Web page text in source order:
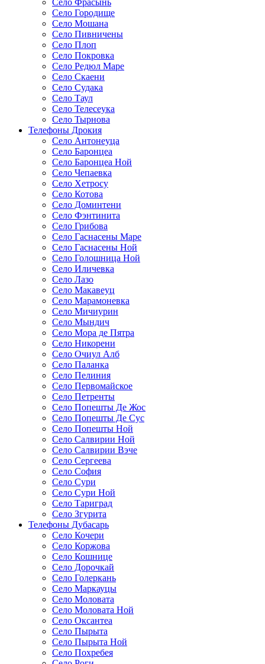
Село Городище
Село Мошана
Село Пивничены
Село Плоп
Село Покровка
Село Редюл Маре
Село Скаени
Село Судака
Село Таул
Село Телесеука
Село Тырнова
Телефоны Дрокия
Село Антонеуца
Село Баронцеа
Село Баронцеа Ной
Село Чепаевка
Село Хетросу
Село Котова
Село Доминтени
Село Фэнтинита
Село Грибова
Село Гаснасены Маре
Село Гаснасены Ной
Село Голошница Ной
Село Иличевка
Село Лазо
Село Макавеуц
Село Марамоневка
Село Мичиурин
Село Мындич
Село Мора де Пятра
Село Никорени
Село Очиул Алб
Село Паланка
Село Пелиния
Село Первомайское
Село Петренты
Село Попешты Де Жос
Село Попешты Де Сус
Село Попешты Ной
Село Салвирии Ной
Село Салвирии Вэче
Село Сергеева
Село София
Село Сури
Село Сури Ной
Село Тариград
Село Згурита
Телефоны Дубасарь
Село Кочери
Село Коржова
Село Кошнице
Село Дорочкай
Село Голеркань
Село Маркауцы
Село Моловата
Село Моловата Ной
Село Оксантеа
Село Пырыта
Село Пырыта Ной
Село Похребея